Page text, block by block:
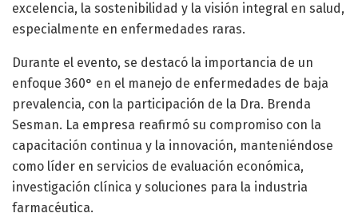
excelencia, la sostenibilidad y la visión integral en salud,
especialmente en enfermedades raras.
Durante el evento, se destacó la importancia de un
enfoque 360° en el manejo de enfermedades de baja
prevalencia, con la participación de la Dra. Brenda
Sesman. La empresa reafirmó su compromiso con la
capacitación continua y la innovación, manteniéndose
como líder en servicios de evaluación económica,
investigación clínica y soluciones para la industria
farmacéutica.